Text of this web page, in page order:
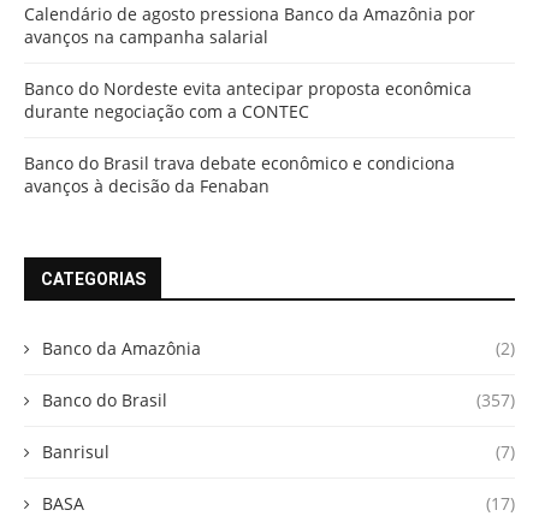
Calendário de agosto pressiona Banco da Amazônia por
avanços na campanha salarial
Banco do Nordeste evita antecipar proposta econômica
durante negociação com a CONTEC
Banco do Brasil trava debate econômico e condiciona
avanços à decisão da Fenaban
CATEGORIAS
Banco da Amazônia (2)
Banco do Brasil (357)
Banrisul (7)
BASA (17)